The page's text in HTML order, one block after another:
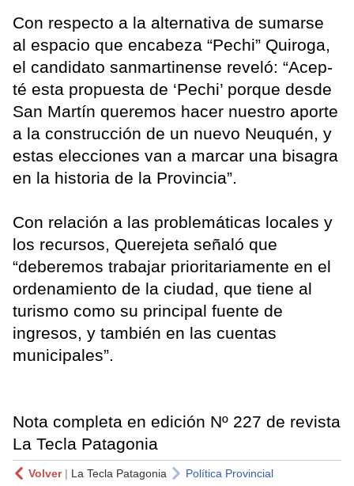
Con respecto a la alternativa de sumarse
al espacio que encabeza “Pechi” Quiroga,
el candidato sanmartinense reveló: “Acep-
té esta propuesta de ‘Pechi’ porque desde
San Martín queremos hacer nuestro aporte
a la construcción de un nuevo Neuquén, y
estas elecciones van a marcar una bisagra
en la historia de la Provincia”.
Con relación a las problemáticas locales y
los recursos, Querejeta señaló que
“deberemos trabajar prioritariamente en el
ordenamiento de la ciudad, que tiene al
turismo como su principal fuente de
ingresos, y también en las cuentas
municipales”.
Nota completa en edición Nº 227 de revista
La Tecla Patagonia
Volver| La Tecla Patagonia Política Provincial